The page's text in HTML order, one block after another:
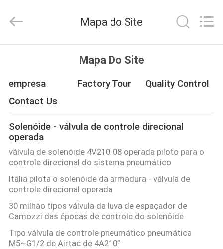
PRODUTOS
VÍDEOS
SOBRE
NÓS
EXCURSÃO
DA
FÁBRICA
FLUID
AUTOMATIC
All
Mapa do Site
Mapa Do Site
empresa Factory Tour
Quality Control
Contact Us
Solenóide - válvula de controle direcional
operada
válvula de solenóide 4V210-08 operada piloto para o
controle direcional do sistema pneumático
Itália pilota o solenóide da armadura - válvula de
controle direcional operada
30 milhão tipos válvula da luva de espaçador de
Camozzi das épocas de controle do solenóide
Tipo válvula de controle pneumático pneumática
M5~G1/2 de Airtac de 4A210”